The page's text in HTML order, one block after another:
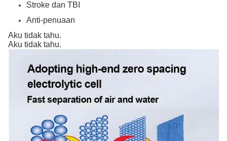
Stroke dan TBI
Anti-penuaan
Aku tidak tahu.
Aku tidak tahu.